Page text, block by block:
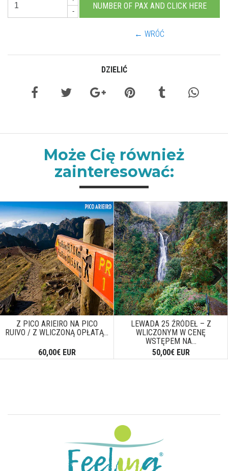
-
← WRÓĆ
DZIELIĆ
Może Cię również
zainteresować:
Z PICO ARIEIRO NA PICO
RUIVO / Z WLICZONĄ OPŁATĄ...
60,00€ EUR
LEWADA 25 ŹRÓDEŁ – Z
WLICZONYM W CENĘ
WSTĘPEM NA...
50,00€ EUR
Next